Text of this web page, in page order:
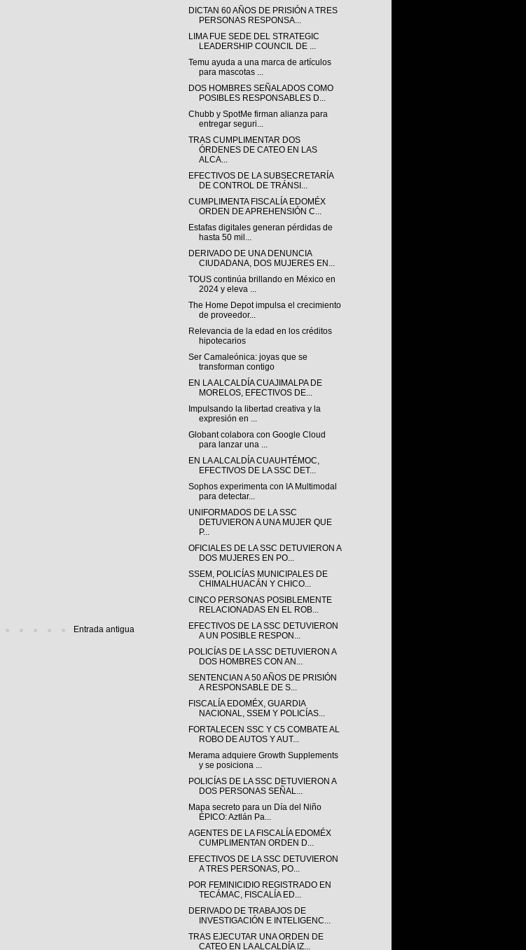
Entrada antigua
DICTAN 60 AÑOS DE PRISIÓN A TRES
PERSONAS RESPONSA...
LIMA FUE SEDE DEL STRATEGIC
LEADERSHIP COUNCIL DE ...
Temu ayuda a una marca de artículos
para mascotas ...
DOS HOMBRES SEÑALADOS COMO
POSIBLES RESPONSABLES D...
Chubb y SpotMe firman alianza para
entregar seguri...
TRAS CUMPLIMENTAR DOS
ÓRDENES DE CATEO EN LAS
ALCA...
EFECTIVOS DE LA SUBSECRETARÍA
DE CONTROL DE TRÁNSI...
CUMPLIMENTA FISCALÍA EDOMÉX
ORDEN DE APREHENSIÓN C...
Estafas digitales generan pérdidas de
hasta 50 mil...
DERIVADO DE UNA DENUNCIA
CIUDADANA, DOS MUJERES EN...
TOUS continúa brillando en México en
2024 y eleva ...
The Home Depot impulsa el crecimiento
de proveedor...
Relevancia de la edad en los créditos
hipotecarios
Ser Camaleónica: joyas que se
transforman contigo
EN LA ALCALDÍA CUAJIMALPA DE
MORELOS, EFECTIVOS DE...
Impulsando la libertad creativa y la
expresión en ...
Globant colabora con Google Cloud
para lanzar una ...
EN LA ALCALDÍA CUAUHTÉMOC,
EFECTIVOS DE LA SSC DET...
Sophos experimenta con IA Multimodal
para detectar...
UNIFORMADOS DE LA SSC
DETUVIERON A UNA MUJER QUE
P...
OFICIALES DE LA SSC DETUVIERON A
DOS MUJERES EN PO...
SSEM, POLICÍAS MUNICIPALES DE
CHIMALHUACÁN Y CHICO...
CINCO PERSONAS POSIBLEMENTE
RELACIONADAS EN EL ROB...
EFECTIVOS DE LA SSC DETUVIERON
A UN POSIBLE RESPON...
POLICÍAS DE LA SSC DETUVIERON A
DOS HOMBRES CON AN...
SENTENCIAN A 50 AÑOS DE PRISIÓN
A RESPONSABLE DE S...
FISCALÍA EDOMÉX, GUARDIA
NACIONAL, SSEM Y POLICÍAS...
FORTALECEN SSC Y C5 COMBATE AL
ROBO DE AUTOS Y AUT...
Merama adquiere Growth Supplements
y se posiciona ...
POLICÍAS DE LA SSC DETUVIERON A
DOS PERSONAS SEÑAL...
Mapa secreto para un Día del Niño
ÉPICO: Aztlán Pa...
AGENTES DE LA FISCALÍA EDOMÉX
CUMPLIMENTAN ORDEN D...
EFECTIVOS DE LA SSC DETUVIERON
A TRES PERSONAS, PO...
POR FEMINICIDIO REGISTRADO EN
TECÁMAC, FISCALÍA ED...
DERIVADO DE TRABAJOS DE
INVESTIGACIÓN E INTELIGENC...
TRAS EJECUTAR UNA ORDEN DE
CATEO EN LA ALCALDÍA IZ...